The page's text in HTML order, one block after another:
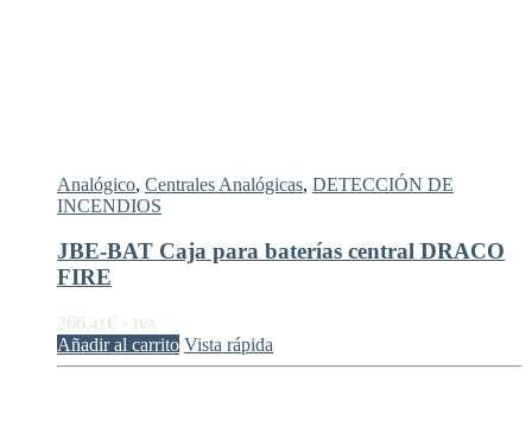
Analógico, Centrales Analógicas, DETECCIÓN DE
INCENDIOS
JBE-BAT Caja para baterías central DRACO
FIRE
266,41 € + IVA
Añadir al carrito Vista rápida